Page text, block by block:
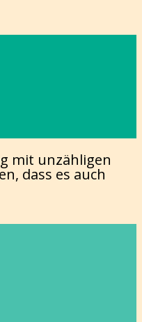
mit unzähligen
dass es auch